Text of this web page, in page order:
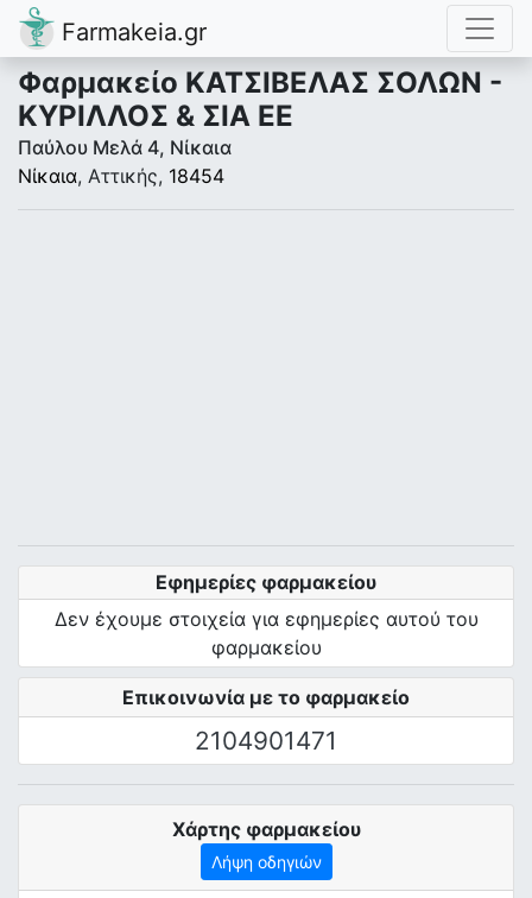
Farmakeia.gr
Φαρμακείο ΚΑΤΣΙΒΕΛΑΣ ΣΟΛΩΝ -
ΚΥΡΙΛΛΟΣ & ΣΙΑ ΕΕ
Παύλου Μελά 4, Νίκαια
Νίκαια, Αττικής, 18454
Επικοινωνία με το φαρμακείο
2104901471
Εφημερίες φαρμακείου
Δεν έχουμε στοιχεία για εφημερίες αυτού του
φαρμακείου
Χάρτης φαρμακείου
Λήψη οδηγιών